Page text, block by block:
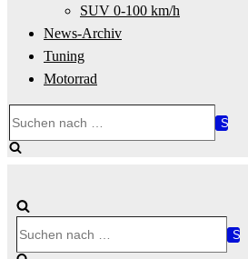
SUV 0-100 km/h
News-Archiv
Tuning
Motorrad
nach …
nach …